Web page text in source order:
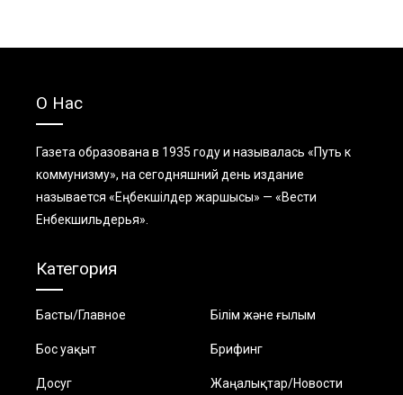
О Нас
Газета образована в 1935 году и называлась «Путь к
коммунизму», на сегодняшний день издание
называется «Еңбекшiлдер жаршысы» — «Вести
Енбекшильдерья».
Категория
Басты/Главное Білім және ғылым
Бос уақыт Брифинг
Досуг Жаңалықтар/Новости